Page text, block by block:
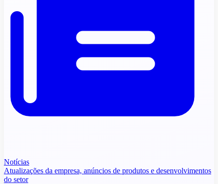
Notícias
Atualizações da empresa, anúncios de produtos e desenvolvimentos
do setor